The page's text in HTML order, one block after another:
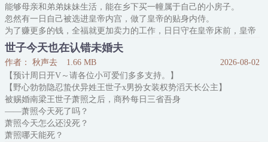
能够母亲和弟弟妹妹生活，能在乡下买一幢属于自己的小房子。
忽然有一日自己被选进皇帝内宫，做了皇帝的贴身内侍。
为了赚更多的钱，全福就更加卖力的工作，日日守在皇帝床前，皇帝
渴了递水，皇帝饿了递糕点，皇帝尿急了递恭桶，皇帝兴致大发递自
己，哎？不对不对！怎么把自己送出去了！
慕翎一日喝醉了酒，瞧着日日伺候在跟前的小太监长得实在是眉清目
秀，一个没忍住就把人给幸了。
小太监软
世子今天也在认错未婚夫
作者： 秋声去 1.66 MB
2026-08-02
【预计周日开V～请各位小可爱们多多支持。】
【野心勃勃隐忍蛰伏异姓王世子x男扮女装权势滔天长公主】
被赐婚南梁王世子萧照之后，商矜每日三省吾身
——萧照今天死了吗？
萧照今天怎么还没死？
萧照哪天能死？